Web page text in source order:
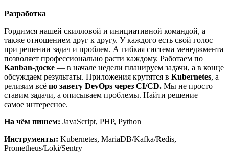
Разработка
Гордимся нашей скилловой и инициативной командой, а
также отношением друг к другу. У каждого есть свой голос
при решении задач и проблем. А гибкая система менеджмента
позволяет профессионально расти каждому. Работаем по
Kanban-доске — в начале недели планируем задачи, а в конце
обсуждаем результаты. Приложения крутятся в Kubernetes, а
релизим всё по завету DevOps через CI/CD. Мы не просто
ставим задачи, а описываем проблемы. Найти решение —
самое интересное.
На чём пишем: JavaScript, PHP, Python
Инструменты: Kubernetes, MariaDB/Kafka/Redis,
Prometheus/Loki/Sentry